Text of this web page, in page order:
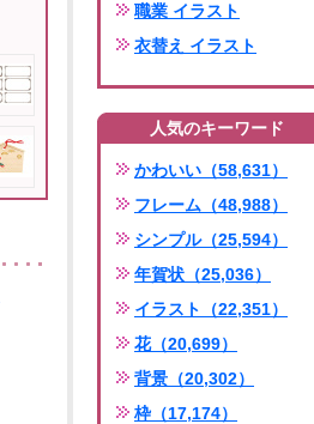
職業 イラスト
衣替え イラスト
人気のキーワード
かわいい（58,631）
フレーム（48,988）
シンプル（25,594）
年賀状（25,036）
イラスト（22,351）
花（20,699）
背景（20,302）
枠（17,174）